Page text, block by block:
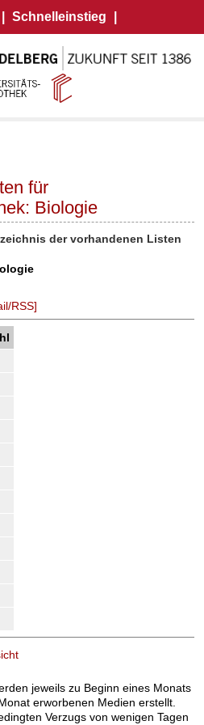
Schnelleinstieg
für
Biologie
der vorhandenen Listen
RSS]
jeweils zu Beginn eines Monats
erworbenen Medien erstellt.
Verzugs von wenigen Tagen